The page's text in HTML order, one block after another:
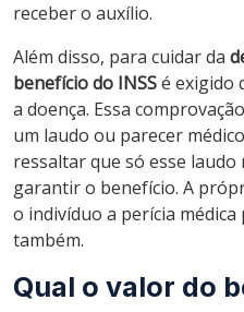
receber o auxílio.
Além disso, para cuidar da
benefício do INSSé exigido
a doença. Essa
um laudo ou parecer
ressaltar que só esse
garantir o benefício. A
o indivíduo a perícia
também.
Qual o valor do